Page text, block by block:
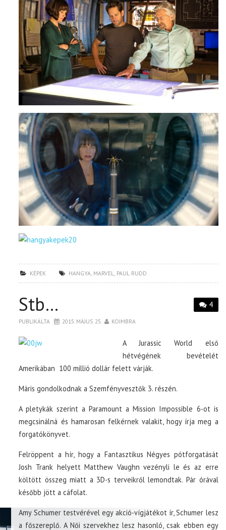
KÉPEK HANGYA MARVEL PAUL RUDD
4
Stb…
PUBLIKÁLTA 2015. MÁJUS 25. KOIMBRA
A Jurassic World első
hétvégének bevételét
Amerikában 100 millió dollár felett várják.
Máris gondolkodnak a Szemfényvesztők 3. részén.
A pletykák szerint a Paramount a Mission Impossible 6-ot is
megcsinálná és hamarosan felkérnek valakit, hogy írja meg a
forgatókönyvet.
Felröppent a hír, hogy a Fantasztikus Négyes pótforgatását
Josh Trank helyett Matthew Vaughn vezényli le és az erre
költött összeg miatt a 3D-s terveikről lemondtak. Pár órával
később jött a cáfolat.
Amy Schumer testvérével egy akció-vígjátékot ír, Schumer lesz
a főszereplő. A Női szervekhez lesz hasonló, csak ebben egy